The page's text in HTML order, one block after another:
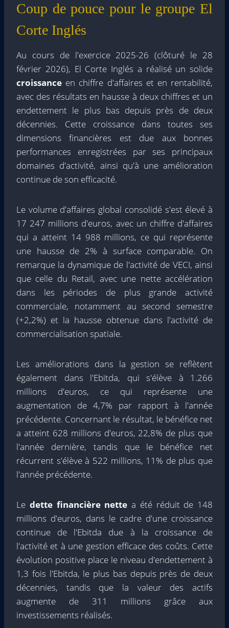
Coup de pouce pour le groupe El
Corte Inglés
Au cours de l'exercice 2025-26 (clôturé le 28
février 2026), El Corte Inglés a réalisé un solide
croissance en chiffre d'affaires et en rentabilité,
avec des résultats en hausse à deux chiffres et un
endettement le plus bas depuis près de deux
décennies. Cette croissance dans toutes ses
dimensions financières est due aux bonnes
performances enregistrées par ses principaux
domaines d'activité, ainsi qu'à une amélioration
continue de son efficacité.
Le volume d'affaires global consolidé s'est élevé à
17 247 millions d'euros, avec un chiffre d'affaires
qui a atteint 14 988 millions, ce qui représente
une hausse de 2% à surface comparable. On
remarque la dynamique de l'activité de VECI, ainsi
que celle du Retail, avec une nette accélération
dans les périodes de plus grande activité
commerciale, notamment au second semestre
(+2,2%) et la hausse obtenue dans l'activité de
commercialisation spatiale.
Les améliorations dans la gestion se reflètent
également dans l'Ebitda, qui s'élève à 1.266
millions d'euros, ce qui représente une
augmentation de 4,7% par rapport à l'année
précédente. Concernant le résultat, le bénéfice net
a atteint 628 millions d'euros, 22,8% de plus que
l'année dernière, tandis que le bénéfice net
récurrent s'élève à 522 millions, 11% de plus que
l'année précédente.
Le dette financière nette a été réduit de 148
millions d'euros, dans le cadre d'une croissance
continue de l'Ebitda due à la croissance de
l'activité et à une gestion efficace des coûts. Cette
évolution positive place le niveau d'endettement à
1,3 fois l'Ebitda, le plus bas depuis près de deux
décennies, tandis que la valeur des actifs
augmente de 311 millions grâce aux
investissements réalisés.